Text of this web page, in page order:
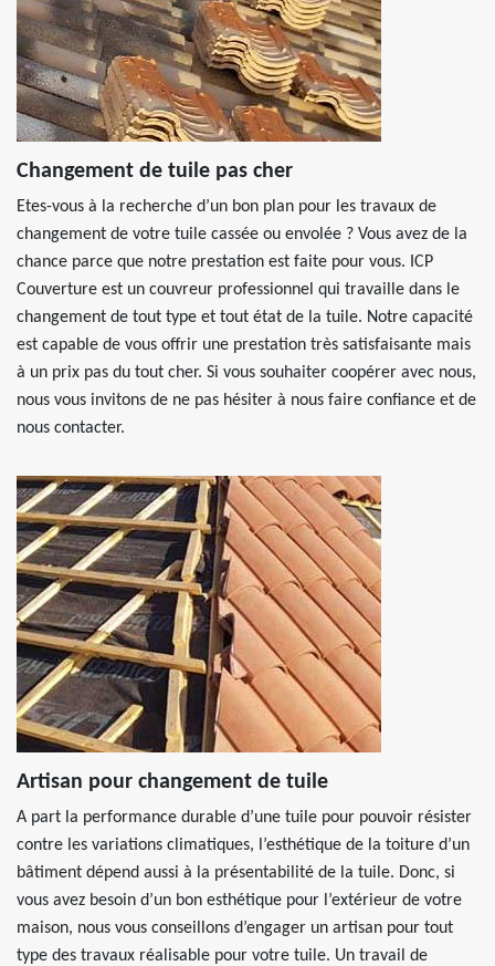
Changement de tuile pas cher
Etes-vous à la recherche d’un bon plan pour les travaux de
changement de votre tuile cassée ou envolée ? Vous avez de la
chance parce que notre prestation est faite pour vous. ICP
Couverture est un couvreur professionnel qui travaille dans le
changement de tout type et tout état de la tuile. Notre capacité
est capable de vous offrir une prestation très satisfaisante mais
à un prix pas du tout cher. Si vous souhaiter coopérer avec nous,
nous vous invitons de ne pas hésiter à nous faire confiance et de
nous contacter.
Artisan pour changement de tuile
A part la performance durable d’une tuile pour pouvoir résister
contre les variations climatiques, l’esthétique de la toiture d’un
bâtiment dépend aussi à la présentabilité de la tuile. Donc, si
vous avez besoin d’un bon esthétique pour l’extérieur de votre
maison, nous vous conseillons d’engager un artisan pour tout
type des travaux réalisable pour votre tuile. Un travail de